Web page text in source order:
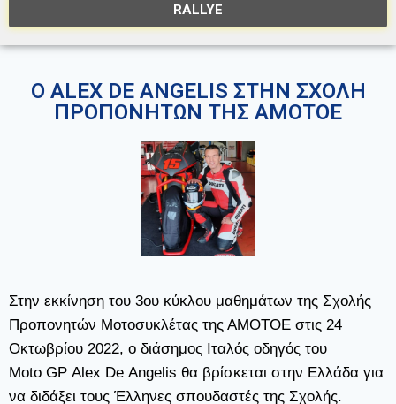
RALLYE
Ο ALEX DE ANGELIS ΣΤΗΝ ΣΧΟΛΗ
ΠΡΟΠΟΝΗΤΩΝ ΤΗΣ ΑΜΟΤΟΕ
Στην εκκίνηση του 3oυ κύκλου μαθημάτων της Σχολής
Προπονητών Μοτοσυκλέτας της ΑΜΟΤΟΕ στις 24
Οκτωβρίου 2022, ο διάσημος Ιταλός οδηγός του
Moto GP Alex De Angelis θα βρίσκεται στην Ελλάδα για
να διδάξει τους Έλληνες σπουδαστές της Σχολής.